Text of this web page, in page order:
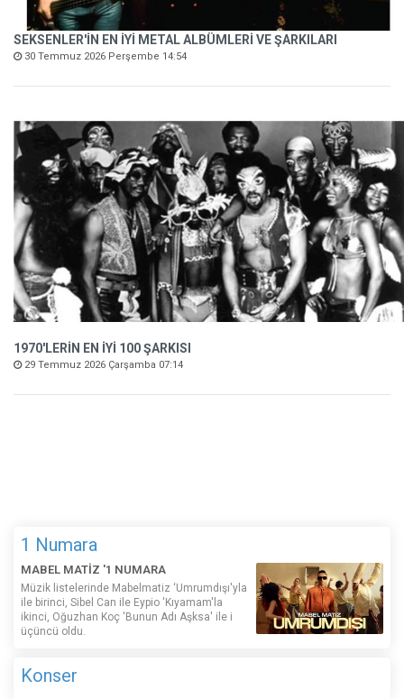
SEKSENLER'İN EN İYİ METAL ALBÜMLERİ VE ŞARKILARI
30 Temmuz 2026 Perşembe 14:54
1970'LERİN EN İYİ 100 ŞARKISI
29 Temmuz 2026 Çarşamba 07:14
1 Numara
MABEL MATİZ '1 NUMARA
Müzik listelerinde Mabelmatiz ‘Umrumdışı'yla
ile birinci, Sibel Can ile Eypio 'Kıyamam'la
ikinci, Oğuzhan Koç 'Bunun Adı Aşksa' ile i
üçüncü oldu.
Konser